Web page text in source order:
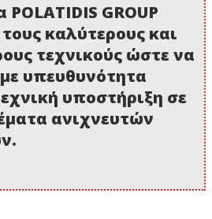
POLATIDIS GROUP
τους καλύτερους και
τεχνικούς ώστε να
υπευθυνότητα
υποστήριξη σε
ανιχνευτών